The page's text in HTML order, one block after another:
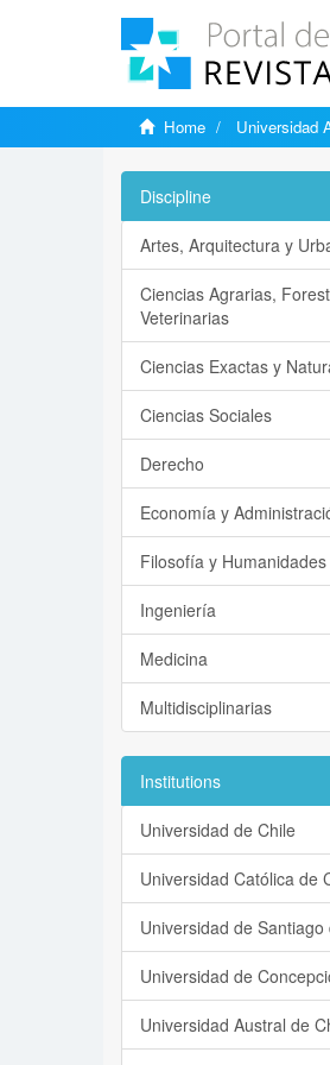
Home Universidad
Discipline
Artes, Arquitectura y
Ciencias Agrarias,
Veterinarias
Ciencias Exactas y
Ciencias Sociales
Derecho
Economía y
Filosofía y Humanidades
Ingeniería
Medicina
Multidisciplinarias
Institutions
Universidad de Chile
Universidad Católica de
Universidad de Santiago
Universidad de
Universidad Austral de